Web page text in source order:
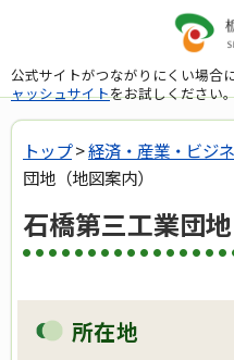
公式サイトがつながりにくい場合
ャッシュサイトをお試しください
トップ>経済・産業・ビジ
団地（地図案内）
石橋第三工業団地
所在地